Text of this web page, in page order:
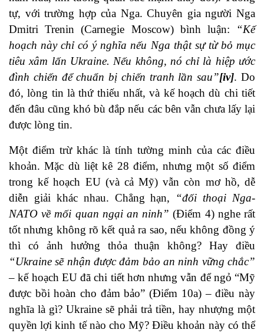
tự, với trường hợp của Nga. Chuyên gia người Nga
Dmitri Trenin (Carnegie Moscow) bình luận: “Kế
hoạch này chỉ có ý nghĩa nếu Nga thật sự từ bỏ mục
tiêu xâm lấn Ukraine. Nếu không, nó chỉ là hiệp ước
đình chiến để chuẩn bị chiến tranh lần sau”[iv]. Do
đó, lòng tin là thứ thiếu nhất, và kế hoạch dù chi tiết
đến đâu cũng khó bù đắp nếu các bên vẫn chưa lấy lại
được lòng tin.
Một điểm trừ khác là tính tường minh của các điều
khoản. Mặc dù liệt kê 28 điểm, nhưng một số điểm
trong kế hoạch EU (và cả Mỹ) vẫn còn mơ hồ, dễ
diễn giải khác nhau. Chẳng hạn, “đối thoại Nga-
NATO về mối quan ngại an ninh” (Điểm 4) nghe rất
tốt nhưng không rõ kết quả ra sao, nếu không đồng ý
thì có ảnh hưởng thỏa thuận không? Hay điều
“Ukraine sẽ nhận được đảm bảo an ninh vững chắc”
– kế hoạch EU đã chi tiết hơn nhưng vẫn để ngỏ “Mỹ
được bồi hoàn cho đảm bảo” (Điểm 10a) – điều này
nghĩa là gì? Ukraine sẽ phải trả tiền, hay nhượng một
quyền lợi kinh tế nào cho Mỹ? Điều khoản này có thể